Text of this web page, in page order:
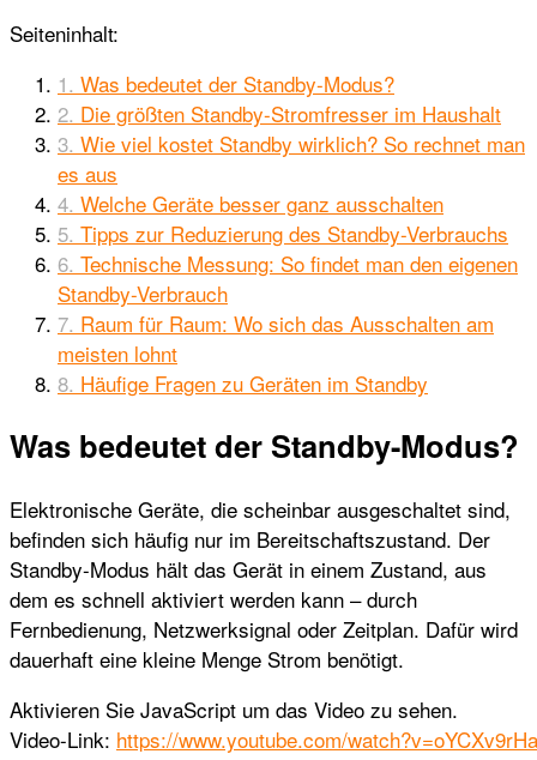
Seiteninhalt:
Was bedeutet der Standby-Modus?
Die größten Standby-Stromfresser im Haushalt
Wie viel kostet Standby wirklich? So rechnet man
es aus
Welche Geräte besser ganz ausschalten
Tipps zur Reduzierung des Standby-Verbrauchs
Technische Messung: So findet man den eigenen
Standby-Verbrauch
Raum für Raum: Wo sich das Ausschalten am
meisten lohnt
Häufige Fragen zu Geräten im Standby
Was bedeutet der Standby-Modus?
Elektronische Geräte, die scheinbar ausgeschaltet sind,
befinden sich häufig nur im Bereitschaftszustand. Der
Standby-Modus hält das Gerät in einem Zustand, aus
dem es schnell aktiviert werden kann – durch
Fernbedienung, Netzwerksignal oder Zeitplan. Dafür wird
dauerhaft eine kleine Menge Strom benötigt.
Aktivieren Sie JavaScript um das Video zu sehen.
Video-Link: https://www.youtube.com/